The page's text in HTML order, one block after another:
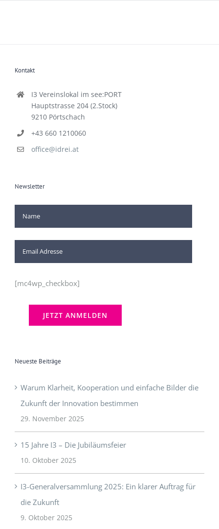
I3 Vereinslokal im see:PORT
Hauptstrasse 204 (2.Stock)
9210 Pörtschach
+43 660 1210060
Warum Klarheit, Kooperation und einfache Bilder die
Zukunft der Innovation bestimmen
29. November 2025
15 Jahre I3 – Die Jubiläumsfeier
10. Oktober 2025
I3-Generalversammlung 2025: Ein klarer Auftrag für
die Zukunft